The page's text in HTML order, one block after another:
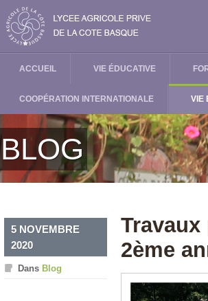
ACCUEIL VIE ÉDUCATIVE
COOPÉRATION INTERNATIONALE VIE
BLOG
Travaux
2ème
5 NOVEMBRE
2020
Dans Blog